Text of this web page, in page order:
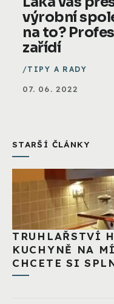
výrobní
na to?
zařídí
TIPY A RADY
07. 06. 2022
STARŠÍ ČLÁNKY
TRUHLAŘSTVÍ
KUCHYNĚ NA
CHCETE SI